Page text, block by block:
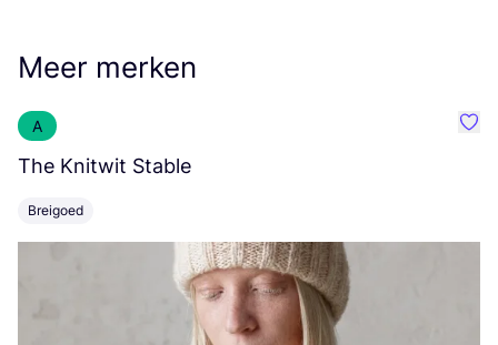
Meer merken
A
The Knitwit Stable
Breigoed